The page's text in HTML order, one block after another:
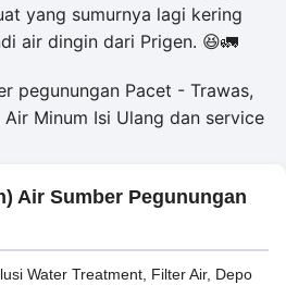
yang sumurnya lagi kering
air dingin dari Prigen. 😆🚛
pegunungan Pacet - Trawas,
Minum Isi Ulang dan service
Air Sumber Pegunungan
Water Treatment, Filter Air, Depo